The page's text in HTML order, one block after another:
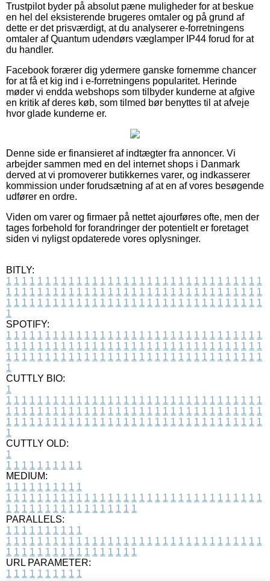
Trustpilot byder på absolut pæne muligheder for at beskue
en hel del eksisterende brugeres omtaler og på grund af
dette er det prisværdigt, at du analyserer e-forretningens
omtaler af Quantum udendørs væglamper IP44 forud for at
du handler.
Facebook forærer dig ydermere ganske fornemme chancer
for at få et kig ind i e-forretningens popularitet. Herinde
møder vi endda webshops som tilbyder kunderne at afgive
en kritik af deres køb, som tilmed bør benyttes til at afveje
hvor glade kunderne er.
Denne side er finansieret af indtægter fra annoncer. Vi
arbejder sammen med en del internet shops i Danmark
derved at vi promoverer butikkernes varer, og indkasserer
kommission under forudsætning af at en af vores besøgende
udfører en ordre.
Viden om varer og firmaer på nettet ajourføres ofte, men der
tages forbehold for forandringer der potentielt er foretaget
siden vi nyligst opdaterede vores oplysninger.
BITLY:
1 1 1 1 1 1 1 1 1 1 1 1 1 1 1 1 1 1 1 1 1 1 1 1 1 1 1 1 1 1 1 1 1
1 1 1 1 1 1 1 1 1 1 1 1 1 1 1 1 1 1 1 1 1 1 1 1 1 1 1 1 1 1 1 1 1
1 1 1 1 1 1 1 1 1 1 1 1 1 1 1 1 1 1 1 1 1 1 1 1 1 1 1 1 1 1 1 1 1
1
SPOTIFY:
1 1 1 1 1 1 1 1 1 1 1 1 1 1 1 1 1 1 1 1 1 1 1 1 1 1 1 1 1 1 1 1 1
1 1 1 1 1 1 1 1 1 1 1 1 1 1 1 1 1 1 1 1 1 1 1 1 1 1 1 1 1 1 1 1 1
1 1 1 1 1 1 1 1 1 1 1 1 1 1 1 1 1 1 1 1 1 1 1 1 1 1 1 1 1 1 1 1 1
1
CUTTLY BIO:
1
1 1 1 1 1 1 1 1 1 1 1 1 1 1 1 1 1 1 1 1 1 1 1 1 1 1 1 1 1 1 1 1 1
1 1 1 1 1 1 1 1 1 1 1 1 1 1 1 1 1 1 1 1 1 1 1 1 1 1 1 1 1 1 1 1 1
1 1 1 1 1 1 1 1 1 1 1 1 1 1 1 1 1 1 1 1 1 1 1 1 1 1 1 1 1 1 1 1 1
1
CUTTLY OLD:
1
1 1 1 1 1 1 1 1 1 1
MEDIUM:
1 1 1 1 1 1 1 1 1 1
1 1 1 1 1 1 1 1 1 1 1 1 1 1 1 1 1 1 1 1 1 1 1 1 1 1 1 1 1 1 1 1 1
1 1 1 1 1 1 1 1 1 1 1 1 1 1 1 1 1
PARALLELS:
1 1 1 1 1 1 1 1 1 1
1 1 1 1 1 1 1 1 1 1 1 1 1 1 1 1 1 1 1 1 1 1 1 1 1 1 1 1 1 1 1 1 1
1 1 1 1 1 1 1 1 1 1 1 1 1 1 1 1 1
URL PARAMETER:
1 1 1 1 1 1 1 1 1 1